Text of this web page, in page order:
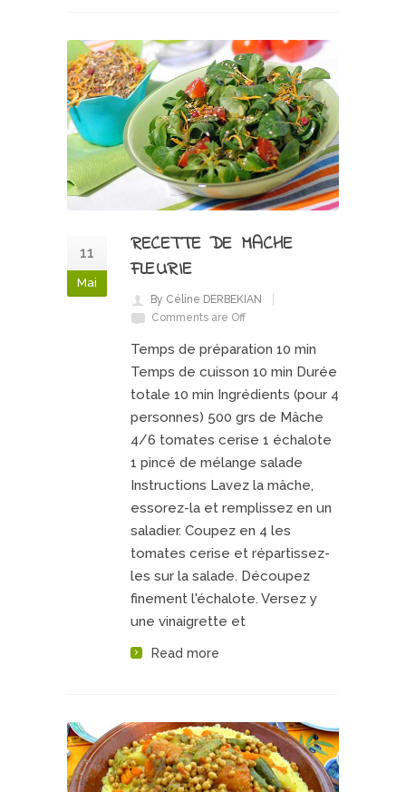
11
Mai
RECETTE DE MACHE
FLEURIE
By Céline DERBEKIAN
Comments are Off
Temps de préparation 10 min
Temps de cuisson 10 min Durée
totale 10 min Ingrédients (pour 4
personnes) 500 grs de Mâche
4/6 tomates cerise 1 échalote
1 pincé de mélange salade
Instructions Lavez la mâche,
essorez-la et remplissez en un
saladier. Coupez en 4 les
tomates cerise et répartissez-
les sur la salade. Découpez
finement l'échalote. Versez y
une vinaigrette et
Read more